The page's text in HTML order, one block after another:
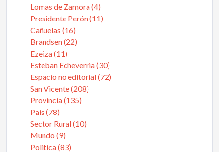
Lomas de Zamora (4)
Presidente Perón (11)
Cañuelas (16)
Brandsen (22)
Ezeiza (11)
Esteban Echeverria (30)
Espacio no editorial (72)
San Vicente (208)
Provincia (135)
Pais (78)
Sector Rural (10)
Mundo (9)
Politica (83)